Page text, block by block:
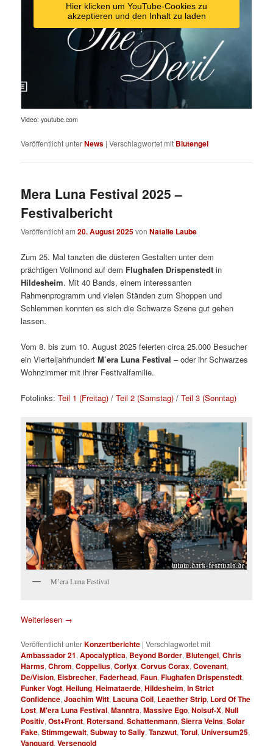
Hier klicken um YouTube-Cookies zu
akzeptieren und den Inhalt zu laden
Video: youtube.com
Veröffentlicht unterNews |Verschlagwortet mit Blutengel
Mera Luna Festival 2025 –
Festivalbericht
Veröffentlicht am20. August 2025vonNatalie Laube
Zum 25. Mal tanzten die düsteren Gestalten unter dem
prächtigen Vollmond auf dem Flughafen Drispenstedt in
Hildesheim. Mit 40 Bands, einem interessanten
Rahmenprogramm und vielen Ständen zum Shoppen und
Schlemmen konnten es sich die Schwarze Szene gut gehen
lassen.
Vom 8. bis zum 10. August 2025 feierten circa 25.000 Besucher
ein VierteljahrhundertM’era Luna Festival – oder ihr Schwarzes
Wohnzimmer mit ihrer Festivalfamilie.
Fotolinks:Teil 1 (Freitag) /Teil 2 (Samstag) /Teil 3 (Sonntag)
M’era Luna Festival
Weiterlesen →
Veröffentlicht unterKonzertberichte |Verschlagwortet mit
Ambassador 21,Apocalyptica, Beyond Border, Blutengel,Chris
Harms,Chrom,Coppelius,Corlyx,Corvus Corax,Covenant,
De/Vision, Eisbrecher,Faderhead,Faun,Flughafen Drispenstedt,
Funker Vogt,Heilung,Heimataerde,Hildesheim,In Strict
Confidence,Joachim Witt, Lacuna Coil, Leaether Strip, Lord Of The
Lost,M'era Luna Festival,Manntra,Massive Ego,Noisuf-X,Null
Positiv,Ost+Front, Rotersand,Schattenmann,Sierra Veins,Solar
Fake,Stimmgewalt,Subway to Sally,Tanzwut,Torul, Universum25,
Vanguard,Versengold